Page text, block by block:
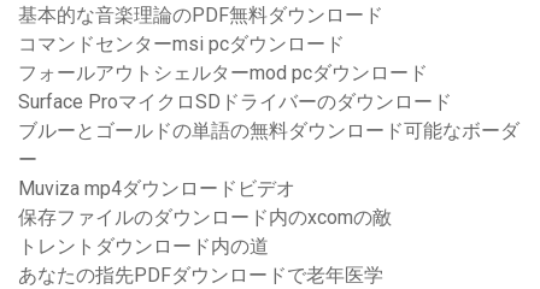
基本的な音楽理論のPDF無料ダウンロード
コマンドセンターmsi pcダウンロード
フォールアウトシェルターmod pcダウンロード
Surface ProマイクロSDドライバーのダウンロード
ブルーとゴールドの単語の無料ダウンロード可能なボーダ
ー
Muviza mp4ダウンロードビデオ
保存ファイルのダウンロード内のxcomの敵
トレントダウンロード内の道
あなたの指先PDFダウンロードで老年医学